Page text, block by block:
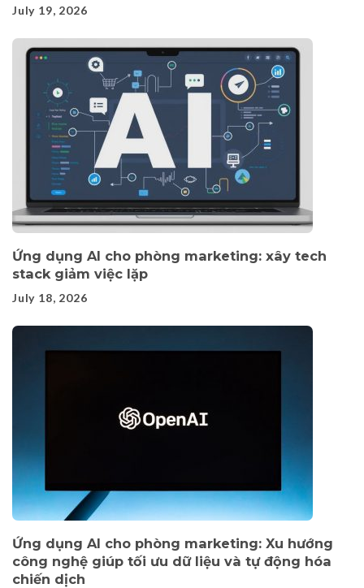
July 19, 2026
Ứng dụng AI cho phòng marketing: xây tech
stack giảm việc lặp
July 18, 2026
Ứng dụng AI cho phòng marketing: Xu hướng
công nghệ giúp tối ưu dữ liệu và tự động hóa
chiến dịch